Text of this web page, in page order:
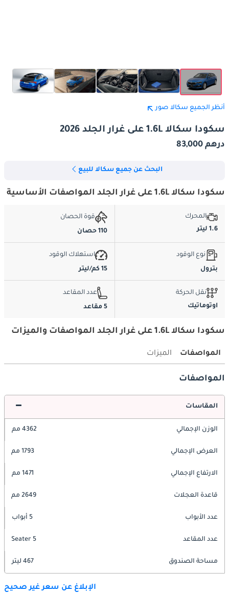
أنظر الجميع سكالا صور
سكودا سكالا 1.6L على غرار الجلد 2026
درهم 83,000
البحث عن جميع سكالا للبيع
سكودا سكالا 1.6L على غرار الجلد المواصفات الأساسية
المحرك
1.6 ليتر
قوة الحصان
110 حصان
نوع الوقود
بترول
استهلاك الوقود
15 كم/ليتر
نقل الحركة
اوتوماتيك
عدد المقاعد
5 مقاعد
سكودا سكالا 1.6L على غرار الجلد المواصفات والميزات
المواصفات الميزات
المواصفات
المقاسات
الوزن الإجمالي 4362 مم
العرض الإجمالي 1793 مم
الارتفاع الإجمالي 1471 مم
قاعدة العجلات 2649 مم
عدد الأبواب 5 أبواب
عدد المقاعد 5 Seater
مساحة الصندوق 467 ليتر
الإبلاغ عن سعر غير صحيح